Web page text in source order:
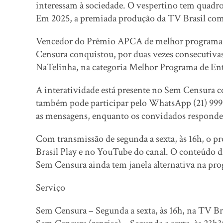
interessam à sociedade. O vespertino tem
Em 2025, a premiada produção da TV Brasil
Vencedor do Prêmio APCA de melhor
Censura conquistou, por duas vezes
NaTelinha, na categoria Melhor Programa de
A interatividade está presente no Sem Censura
também pode participar pelo WhatsApp (21)
as mensagens, enquanto os convidados
Com transmissão de segunda a sexta, às 16h,
Brasil Play e no YouTube do canal. O
Sem Censura ainda tem janela alternativa na
Serviço
Sem Censura – Segunda a sexta, às 16h, na TV